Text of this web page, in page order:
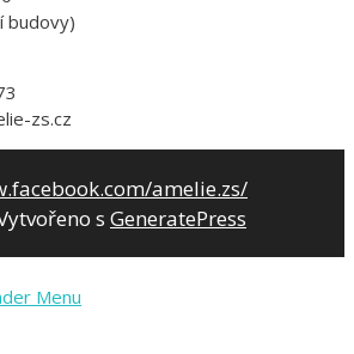
budovy)
zs.cz
s GeneratePress